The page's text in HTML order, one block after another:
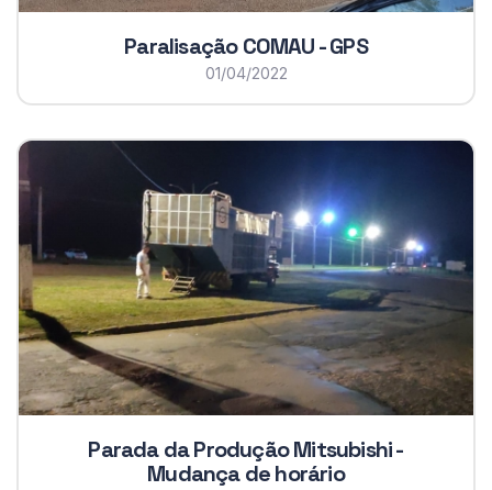
Paralisação COMAU - GPS
01/04/2022
Parada da Produção Mitsubishi -
Mudança de horário